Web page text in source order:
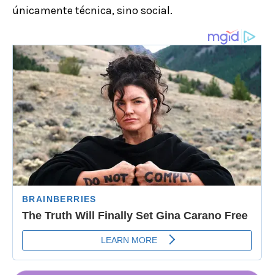
únicamente técnica, sino social.